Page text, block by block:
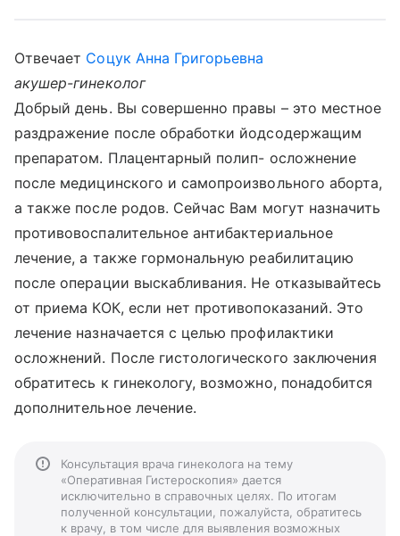
Отвечает Соцук Анна Григорьевна
акушер-гинеколог
Добрый день. Вы совершенно правы – это местное
раздражение после обработки йодсодержащим
препаратом. Плацентарный полип- осложнение
после медицинского и самопроизвольного аборта,
а также после родов. Сейчас Вам могут назначить
противовоспалительное антибактериальное
лечение, а также гормональную реабилитацию
после операции выскабливания. Не отказывайтесь
от приема КОК, если нет противопоказаний. Это
лечение назначается с целью профилактики
осложнений. После гистологического заключения
обратитесь к гинекологу, возможно, понадобится
дополнительное лечение.
Консультация врача гинеколога на тему
«Оперативная Гистероскопия» дается
исключительно в справочных целях. По итогам
полученной консультации, пожалуйста, обратитесь
к врачу, в том числе для выявления возможных